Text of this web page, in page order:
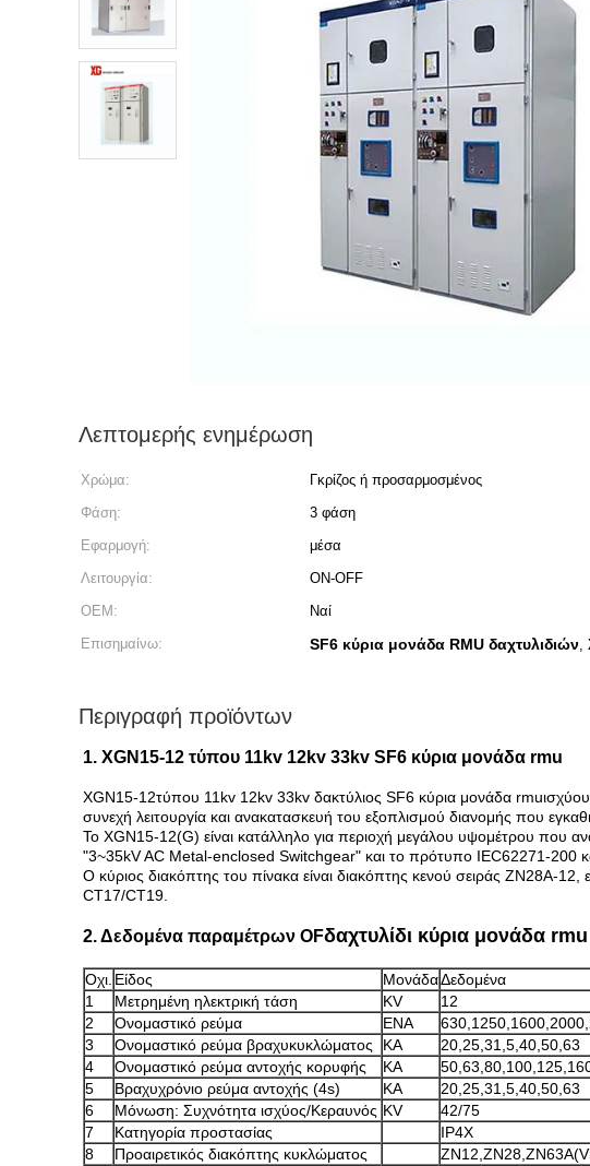
Λεπτομερής ενημέρωση
Χρώμα: Γκρίζος ή προσαρμοσμένος
Φάση:
3 φάση
Εφαρμογή:
μέσα
Λειτουργία:
ON-OFF
OEM:
Ναί
Επισημαίνω:
SF6 κύρια μονάδα RMU δαχτυλιδιών,
Περιγραφή προϊόντων
1. XGN15-12 τύπου 11kv 12kv 33kv SF6 κύρια μονάδα rmu
XGN15-12τύπου 11kv 12kv 33kv δακτύλιος SF6 κύρια μονάδα rmu
συνεχή λειτουργία και ανακατασκευή του εξοπλισμού διανομής που
Το XGN15-12(G) είναι κατάλληλο για περιοχή μεγάλου υψομέτρου που
"3~35kV AC Metal-enclosed Switchgear" και το πρότυπο IEC62271-200
Ο κύριος διακόπτης του πίνακα είναι διακόπτης κενού σειράς ZN28A-12,
CT17/CT19.
2. Δεδομένα παραμέτρων OFδαχτυλίδι κύρια μονάδα rmu
Οχι. Είδος ΜονάδαΔεδομένα
1
Μετρημένη ηλεκτρική τάση KV
12
2
Ονομαστικό ρεύμα ΕΝΑ
3
Ονομαστικό ρεύμα βραχυκυκλώματος ΚΑ
20,25,31,5,40,50,63
4
Ονομαστικό ρεύμα αντοχής κορυφής ΚΑ
5
Βραχυχρόνιο ρεύμα αντοχής (4s) ΚΑ
20,25,31,5,40,50,63
6
Μόνωση: Συχνότητα ισχύος/Κεραυνός KV
42/75
7
Κατηγορία προστασίας
IP4X
8
Προαιρετικός διακόπτης κυκλώματος